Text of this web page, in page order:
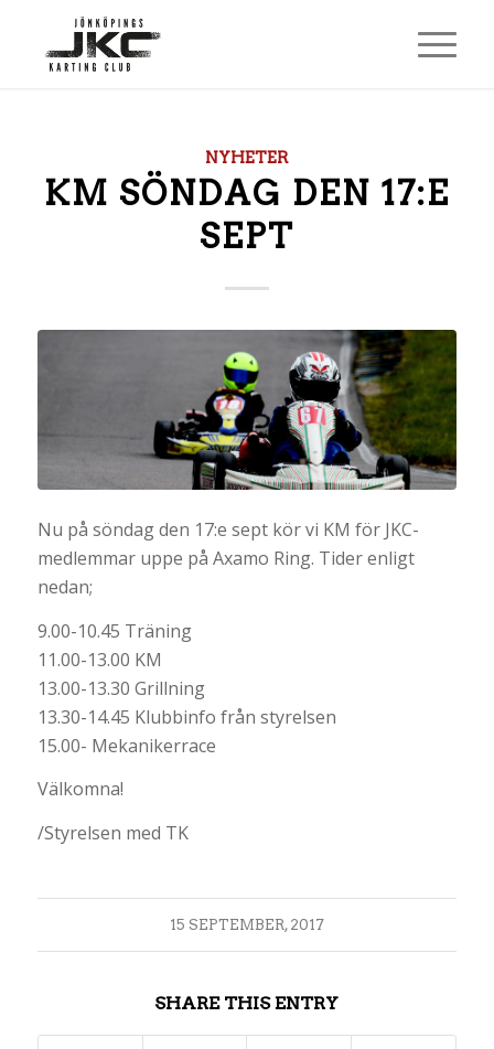
NYHETER
KM SÖNDAG DEN 17:E
SEPT
Nu på söndag den 17:e sept kör vi KM för JKC-
medlemmar uppe på Axamo Ring. Tider enligt
nedan;
9.00-10.45 Träning
11.00-13.00 KM
13.00-13.30 Grillning
13.30-14.45 Klubbinfo från styrelsen
15.00- Mekanikerrace
Välkomna!
/Styrelsen med TK
15 SEPTEMBER, 2017
SHARE THIS ENTRY